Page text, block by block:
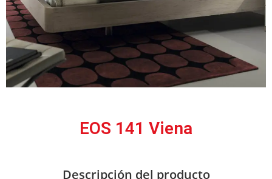
EOS 141 Viena
Descripción del producto